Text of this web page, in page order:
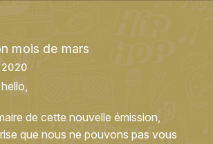
mois de mars
de cette nouvelle émission,
que nous ne pouvons pas vous